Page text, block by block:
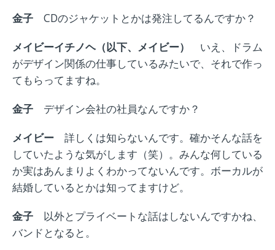
金子 CDのジャケットとかは発注してるんですか？
メイビーイチノヘ（以下、メイビー）
いえ、ドラム
がデザイン関係の仕事しているみたいで、それで作っ
てもらってますね。
金子 デザイン会社の社員なんですか？
メイビー 詳しくは知らないんです。確かそんな話を
していたような気がします（笑）。みんな何している
か実はあんまりよくわかってないんです。ボーカルが
結婚しているとかは知ってますけど。
金子 以外とプライベートな話はしないんですかね、
バンドとなると。